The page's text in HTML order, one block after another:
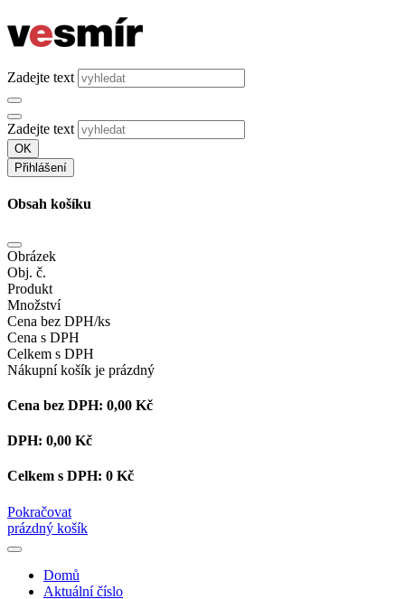
Zadejte text
Zadejte text
OK
Přihlášení
Obsah košíku
Obrázek
Obj. č.
Produkt
Množství
Cena bez DPH/ks
Cena s DPH
Celkem s DPH
Nákupní košík je prázdný
Cena bez DPH: 0,00 Kč
DPH: 0,00 Kč
Celkem s DPH: 0 Kč
Pokračovat
prázdný košík
Domů
Aktuální číslo